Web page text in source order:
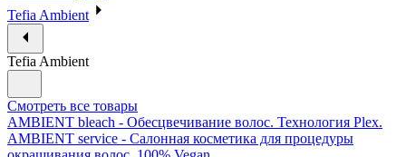
Tefia Ambient
Tefia Ambient
Смотреть все товары
AMBIENT bleach - Обесцвечивание волос. Технология Plex.
AMBIENT service - Салонная косметика для процедуры